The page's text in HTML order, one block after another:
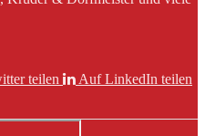
teilen
Auf LinkedIn teilen